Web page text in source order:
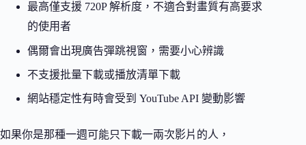
最高僅支援 720P 解析度，不適合對畫質有高要求
的使用者
偶爾會出現廣告彈跳視窗，需要小心辨識
不支援批量下載或播放清單下載
網站穩定性有時會受到 YouTube API 變動影響
如果你是那種一週可能只下載一兩次影片的人，